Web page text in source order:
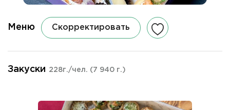
Меню Скорректировать
Закуски 228г./чел. (7 940 г.)